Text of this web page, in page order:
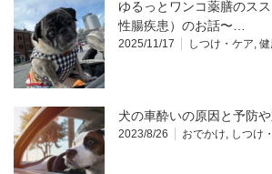
ゆるっとワンコ薬膳のス
性腸疾患）のお話〜…
2025/11/17 しつけ・ケア
犬の車酔いの原因と予防
2023/8/26 おでかけ しつけ